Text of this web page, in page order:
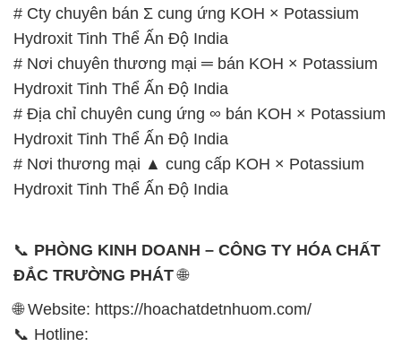
# Cty chuyên bán Σ cung ứng KOH × Potassium
Hydroxit Tinh Thể Ấn Độ India
# Nơi chuyên thương mại ═ bán KOH × Potassium
Hydroxit Tinh Thể Ấn Độ India
# Địa chỉ chuyên cung ứng ∞ bán KOH × Potassium
Hydroxit Tinh Thể Ấn Độ India
# Nơi thương mại ▲ cung cấp KOH × Potassium
Hydroxit Tinh Thể Ấn Độ India
📞 PHÒNG KINH DOANH – CÔNG TY HÓA CHẤT
ĐẮC TRƯỜNG PHÁT🌐
🌐 Website: https://hoachatdetnhuom.com/
📞 Hotline: